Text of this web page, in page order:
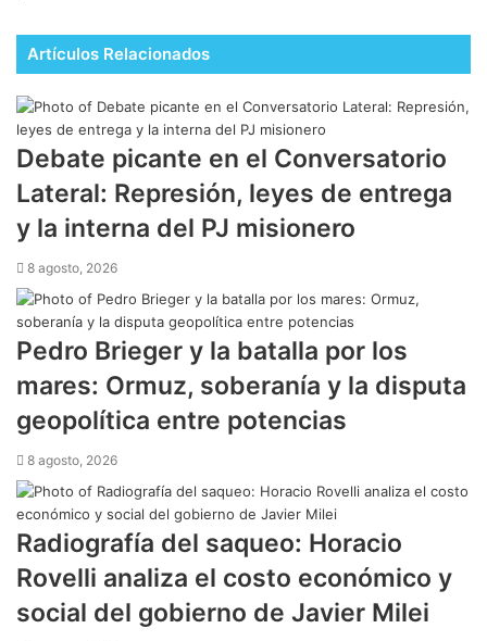
Artículos Relacionados
Debate picante en el Conversatorio
Lateral: Represión, leyes de entrega
y la interna del PJ misionero
8 agosto, 2026
Pedro Brieger y la batalla por los
mares: Ormuz, soberanía y la disputa
geopolítica entre potencias
8 agosto, 2026
Radiografía del saqueo: Horacio
Rovelli analiza el costo económico y
social del gobierno de Javier Milei